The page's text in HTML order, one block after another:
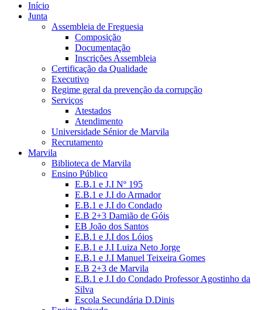
Início
Junta
Assembleia de Freguesia
Composição
Documentação
Inscrições Assembleia
Certificação da Qualidade
Executivo
Regime geral da prevenção da corrupção
Serviços
Atestados
Atendimento
Universidade Sénior de Marvila
Recrutamento
Marvila
Biblioteca de Marvila
Ensino Público
E.B.1 e J.I Nº 195
E.B.1 e J.I do Armador
E.B.1 e J.I do Condado
E.B 2+3 Damião de Góis
EB João dos Santos
E.B.1 e J.I dos Lóios
E.B.1 e J.I Luiza Neto Jorge
E.B.1 e J.I Manuel Teixeira Gomes
E.B 2+3 de Marvila
E.B.1 e J.I do Condado Professor Agostinho da
Silva
Escola Secundária D.Dinis